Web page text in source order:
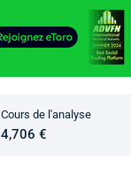
Cours de l'analyse
4,706 €